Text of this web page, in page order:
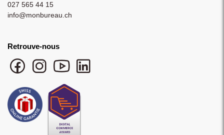
027 565 44 15
info@monbureau.ch
Retrouve-nous
Facebook monbureau
Instagram monbureau
YouTube monbureau